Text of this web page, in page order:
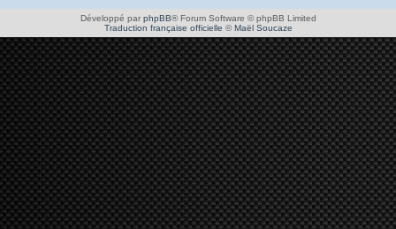
Développé par phpBB® Forum Software © phpBB Limited
Traduction française officielle ©Maël Soucaze